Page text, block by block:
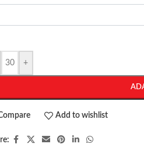
+
Add to wishlist